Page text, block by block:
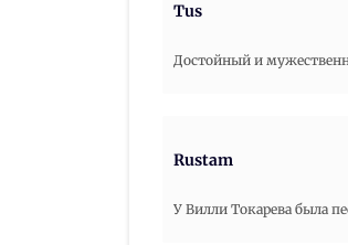
Tus
Достойный и
Rustam
У Вилли Токарева была